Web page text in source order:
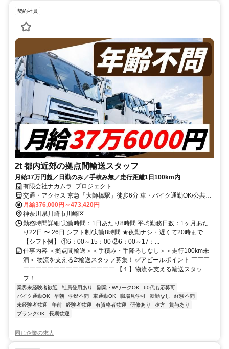
契約社員
2t 都内近郊の拠点間輸送スタッフ
月給37万円超／日勤のみ／手積み無／走行距離1日100km内
有限会社ナカムラ･プロジェクト
交通・アクセス 京急「大師橋駅」徒歩6分 車・バイク通勤OK/公共交
通機関ご利用の方も駅から徒歩圏内◎
月給376,000円～473,420円
神奈川県川崎市川崎区
勤務時間詳細 実働時間：1日あたり8時間 平均勤務日数：1ヶ月あた
り22日 〜 26日 シフト制/実働8時間 ★夜勤ナシ・遅くて20時まで
【シフト例】 ①6：00～15：00 ②6：00～17：...
仕事内容 ＜拠点間輸送＞＜手積み・手降ろしなし＞＜走行100km未
満＞ 物流を支える2t輸送スタッフ募集！ ✅アピールポイント ￣￣￣
￣￣￣￣￣￣￣￣￣￣￣￣￣￣￣ 【１】物流を支える輸送スタッ
フ！...
業界未経験者歓迎 社員登用あり 副業・WワークOK
60代も応募可
バイク通勤OK
早朝 学歴不問 車通勤OK 職場見学可 転勤なし
経験不問
未経験者歓迎
午前 経験者歓迎 有資格者歓迎 研修あり 夕方
賞与あり
ブランクOK
長期歓迎
同じ企業の求人